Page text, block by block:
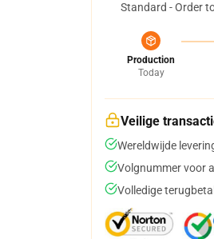
Standard - Order
Production
Today
Veilige
Wereldwijde
Volgnummer voor
Volledige